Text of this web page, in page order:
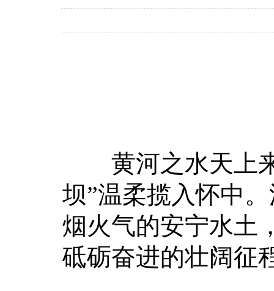
黄河之水天上来
坝”温柔揽入怀中
烟火气的安宁水土
砥砺奋进的壮阔征